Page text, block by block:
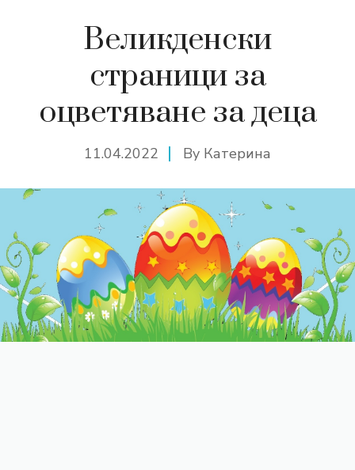
Великденски
страници за
оцветяване за деца
11.04.2022 By Катерина